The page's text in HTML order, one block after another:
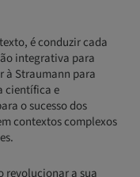
é conduzir cada
integrativa para
à Straumann para
científica e
o sucesso dos
contextos complexos
revolucionar a sua